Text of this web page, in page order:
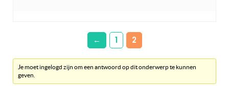
← 1 2
Je moet ingelogd zijn om een antwoord op dit onderwerp te kunnen
geven.